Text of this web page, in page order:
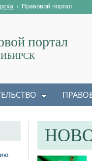
портал
› Правовой портал